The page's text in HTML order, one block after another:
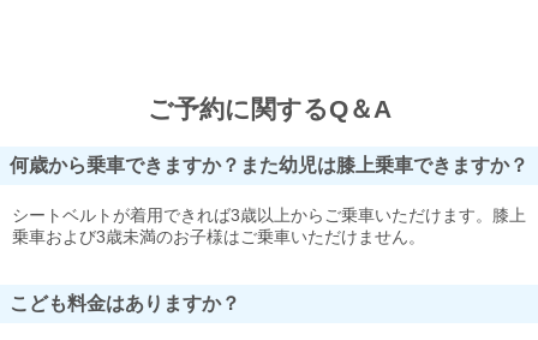
ご予約に関するQ＆A
何歳から乗車できますか？また幼児は膝上乗車できますか？
シートベルトが着用できれば3歳以上からご乗車いただけます。膝上
乗車および3歳未満のお子様はご乗車いただけません。
こども料金はありますか？